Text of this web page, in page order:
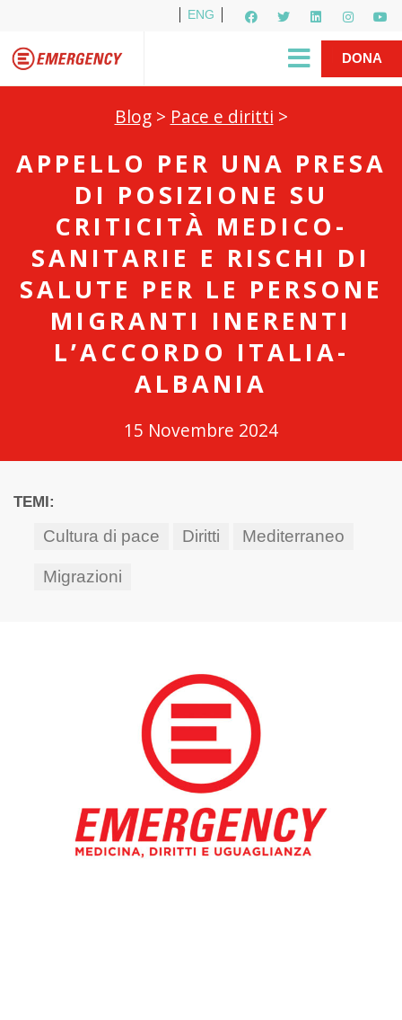
ENG
R1PUD1A
DONA
Blog> Pace e diritti >
APPELLO PER UNA PRESA
DI POSIZIONE SU
CRITICITÀ MEDICO-
SANITARIE E RISCHI DI
SALUTE PER LE PERSONE
MIGRANTI INERENTI
L’ACCORDO ITALIA-
ALBANIA
15 Novembre 2024
TEMI:
Cultura di pace Diritti Mediterraneo
Migrazioni